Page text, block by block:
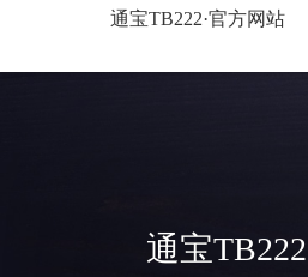
通宝TB222·官方网站
通宝TB222